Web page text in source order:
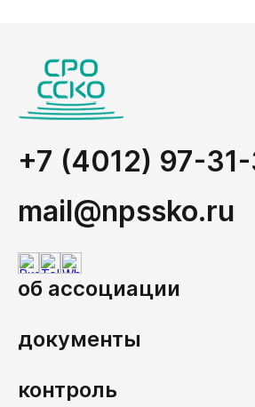
+7 (4012) 97-31-
mail@npssko.ru
об ассоциации
документы
контроль